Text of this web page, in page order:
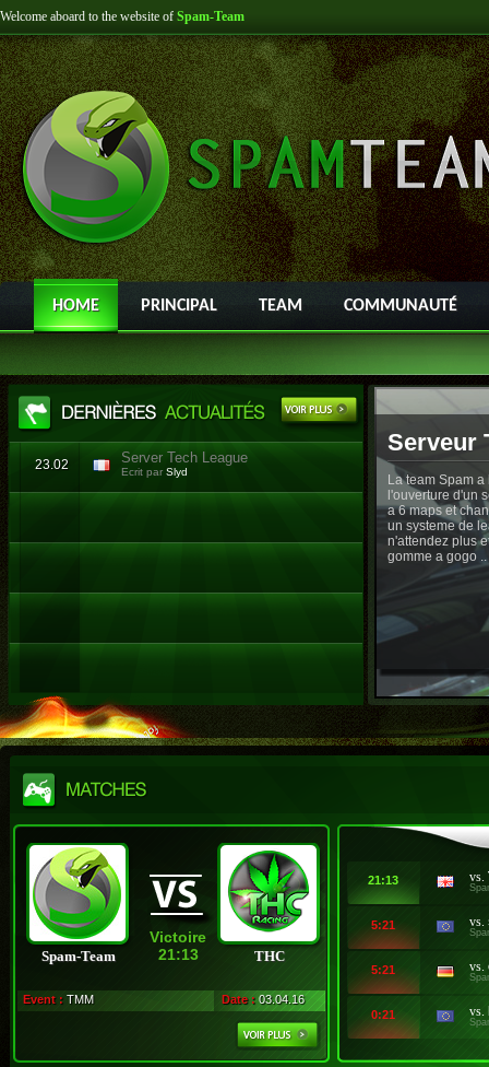
Welcome aboard to the website of Spam-Team
HOME PRINCIPAL TEAM COMMUNAUTÉ
23.02 Server Tech League
Ecrit par Slyd
Serveur
La team Spam
l'ouverture d'un
a 6 maps et
un systeme de
n'attendez plus
gomme a gogo ..
Spam-Team
Victoire
21:13
THC
Event : TMM Date : 03.04.16
21:13 vs.
5:21 vs.
5:21 vs.
0:21 vs.